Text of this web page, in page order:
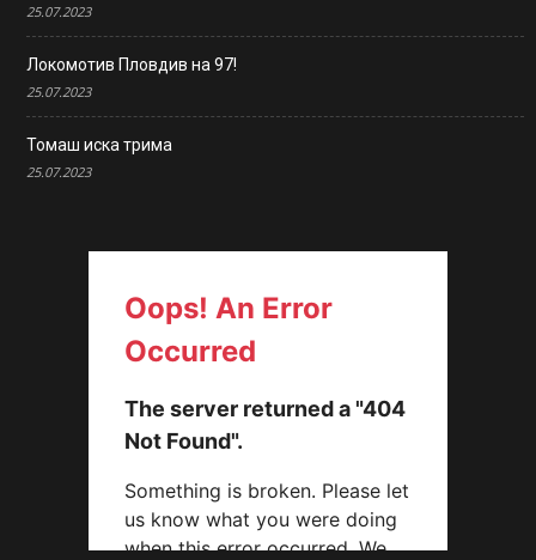
25.07.2023
Локомотив Пловдив на 97!
25.07.2023
Томаш иска трима
25.07.2023